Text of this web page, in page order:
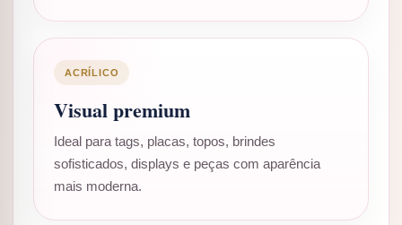
ACRÍLICO
Visual premium
Ideal para tags, placas, topos, brindes
sofisticados, displays e peças com aparência
mais moderna.